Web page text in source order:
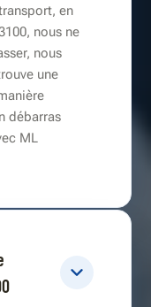
en
nous ne
nous
une
débarras
ML